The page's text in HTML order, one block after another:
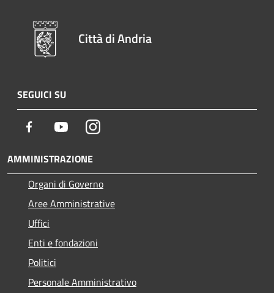
Città di Andria
SEGUICI SU
Facebook YoutubeInstagram
AMMINISTRAZIONE
Organi di Governo
Aree Amministrative
Uffici
Enti e fondazioni
Politici
Personale Amministrativo